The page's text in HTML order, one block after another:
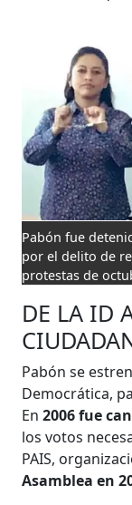
Pabón fue
por el delito de
protestas de
DE LA ID
Pabón se
Democrática,
En2006 fue
los votos
PAIS,
Asamblea en